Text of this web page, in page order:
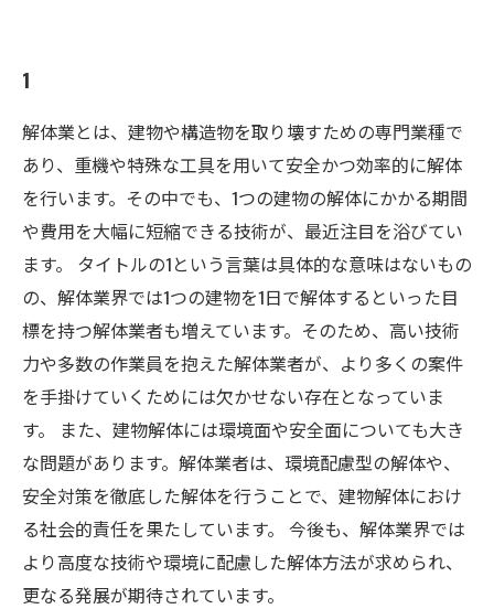
1
解体業とは、建物や構造物を取り壊すための専門業種で
あり、重機や特殊な工具を用いて安全かつ効率的に解体
を行います。その中でも、1つの建物の解体にかかる期間
や費用を大幅に短縮できる技術が、最近注目を浴びてい
ます。 タイトルの1という言葉は具体的な意味はないもの
の、解体業界では1つの建物を1日で解体するといった目
標を持つ解体業者も増えています。そのため、高い技術
力や多数の作業員を抱えた解体業者が、より多くの案件
を手掛けていくためには欠かせない存在となっていま
す。 また、建物解体には環境面や安全面についても大き
な問題があります。解体業者は、環境配慮型の解体や、
安全対策を徹底した解体を行うことで、建物解体におけ
る社会的責任を果たしています。 今後も、解体業界では
より高度な技術や環境に配慮した解体方法が求められ、
更なる発展が期待されています。